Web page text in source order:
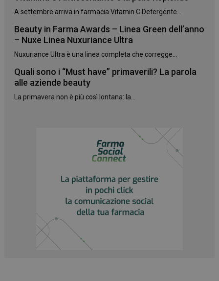
A settembre arriva in farmacia Vitamin C Detergente...
Beauty in Farma Awards – Linea Green dell’anno
– Nuxe Linea Nuxuriance Ultra
Nuxuriance Ultra è una linea completa che corregge...
Quali sono i “Must have” primaverili? La parola
alle aziende beauty
La primavera non è più così lontana: la...
Necessari
I cookie necessari contribuiscono a rendere fruibile il
sito web abilitandone funzionalità di base quali la
protette del sito. Il sito web non è in grado di
NOME
FORNITORE
PHPSESSID
PHP.net
.www.panoramacosmetico.it